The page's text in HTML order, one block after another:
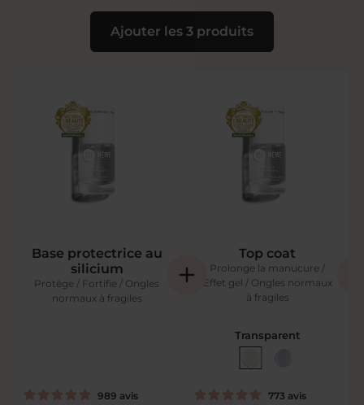
Ajouter les 3 produits
Base protectrice au
silicium
Protège / Fortifie / Ongles
normaux à fragiles
989 avis
Top coat
Prolonge la manucure /
Effet gel / Ongles normaux
à fragiles
Transparent
773 avis